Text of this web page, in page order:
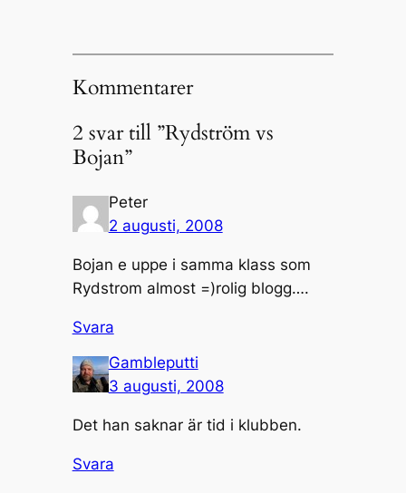
Kommentarer
2 svar till ”Rydström vs
Bojan”
Peter
2 augusti, 2008
Bojan e uppe i samma klass som
Rydstrom almost =)rolig blogg….
Svara
Gambleputti
3 augusti, 2008
Det han saknar är tid i klubben.
Svara